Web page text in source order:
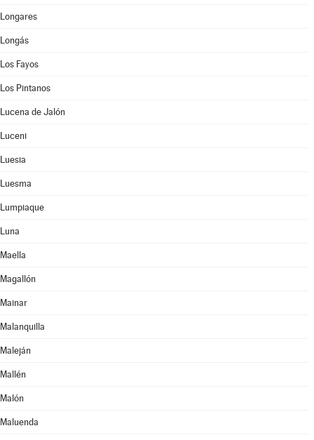
Longares
Longás
Los Fayos
Los Pintanos
Lucena de Jalón
Luceni
Luesia
Luesma
Lumpiaque
Luna
Maella
Magallón
Mainar
Malanquilla
Maleján
Mallén
Malón
Maluenda